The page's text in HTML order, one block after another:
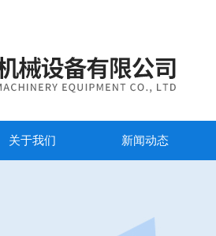
关于我们 新闻动态